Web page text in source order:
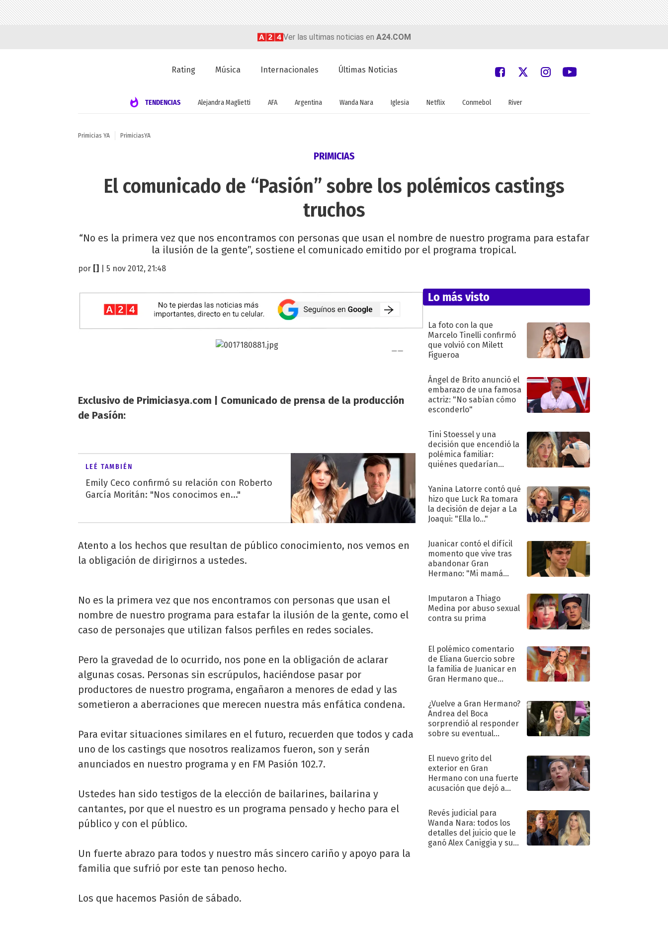
Ver las ultimas noticias en A24.COM
Rating Música Internacionales Últimas Noticias
TENDENCIAS Alejandra Maglietti AFA Argentina Wanda Nara Iglesia Netflix Conmebol River
Primicias YA PrimiciasYA
PRIMICIAS
El comunicado de “Pasión” sobre los polémicos castings
truchos
“No es la primera vez que nos encontramos con personas que usan el nombre de nuestro programa para estafar
la ilusión de la gente”, sostiene el comunicado emitido por el programa tropical.
por | 5 nov 2012, 21:48
Exclusivo de Primiciasya.com | Comunicado de prensa de la producción
de Pasíón:
LEÉ TAMBIÉN
Emily Ceco confirmó su relación con Roberto
García Moritán: "Nos conocimos en..."
Atento a los hechos que resultan de público conocimiento, nos vemos en
la obligación de dirigirnos a ustedes.
No es la primera vez que nos encontramos con personas que usan el
nombre de nuestro programa para estafar la ilusión de la gente, como el
caso de personajes que utilizan falsos perfiles en redes sociales.
Pero la gravedad de lo ocurrido, nos pone en la obligación de aclarar
algunas cosas. Personas sin escrúpulos, haciéndose pasar por
productores de nuestro programa, engañaron a menores de edad y las
sometieron a aberraciones que merecen nuestra más enfática condena.
Para evitar situaciones similares en el futuro, recuerden que todos y cada
uno de los castings que nosotros realizamos fueron, son y serán
anunciados en nuestro programa y en FM Pasión 102.7.
Ustedes han sido testigos de la elección de bailarines, bailarina y
cantantes, por que el nuestro es un programa pensado y hecho para el
público y con el público.
Un fuerte abrazo para todos y nuestro más sincero cariño y apoyo para la
familia que sufrió por este tan penoso hecho.
Los que hacemos Pasión de sábado.
Lo más visto
La foto con la que
Marcelo Tinelli confirmó
que volvió con Milett
Figueroa
Ángel de Brito anunció el
embarazo de una famosa
actriz: "No sabían cómo
esconderlo"
Tini Stoessel y una
decisión que encendió la
polémica familiar:
quiénes quedarían
Yanina Latorre contó qué
hizo que Luck Ra tomara
la decisión de dejar a La
Joaqui: "Ella lo..."
Juanicar contó el difícil
momento que vive tras
abandonar Gran
Hermano: "Mi mamá
Imputaron a Thiago
Medina por abuso sexual
contra su prima
El polémico comentario
de Eliana Guercio sobre
la familia de Juanicar en
Gran Hermano que
¿Vuelve a Gran Hermano?
Andrea del Boca
sorprendió al responder
sobre su eventual
El nuevo grito del
exterior en Gran
Hermano con una fuerte
acusación que dejó a
"Traidora"
Revés judicial para
Wanda Nara: todos los
detalles del juicio que le
ganó Alex Caniggia y sus